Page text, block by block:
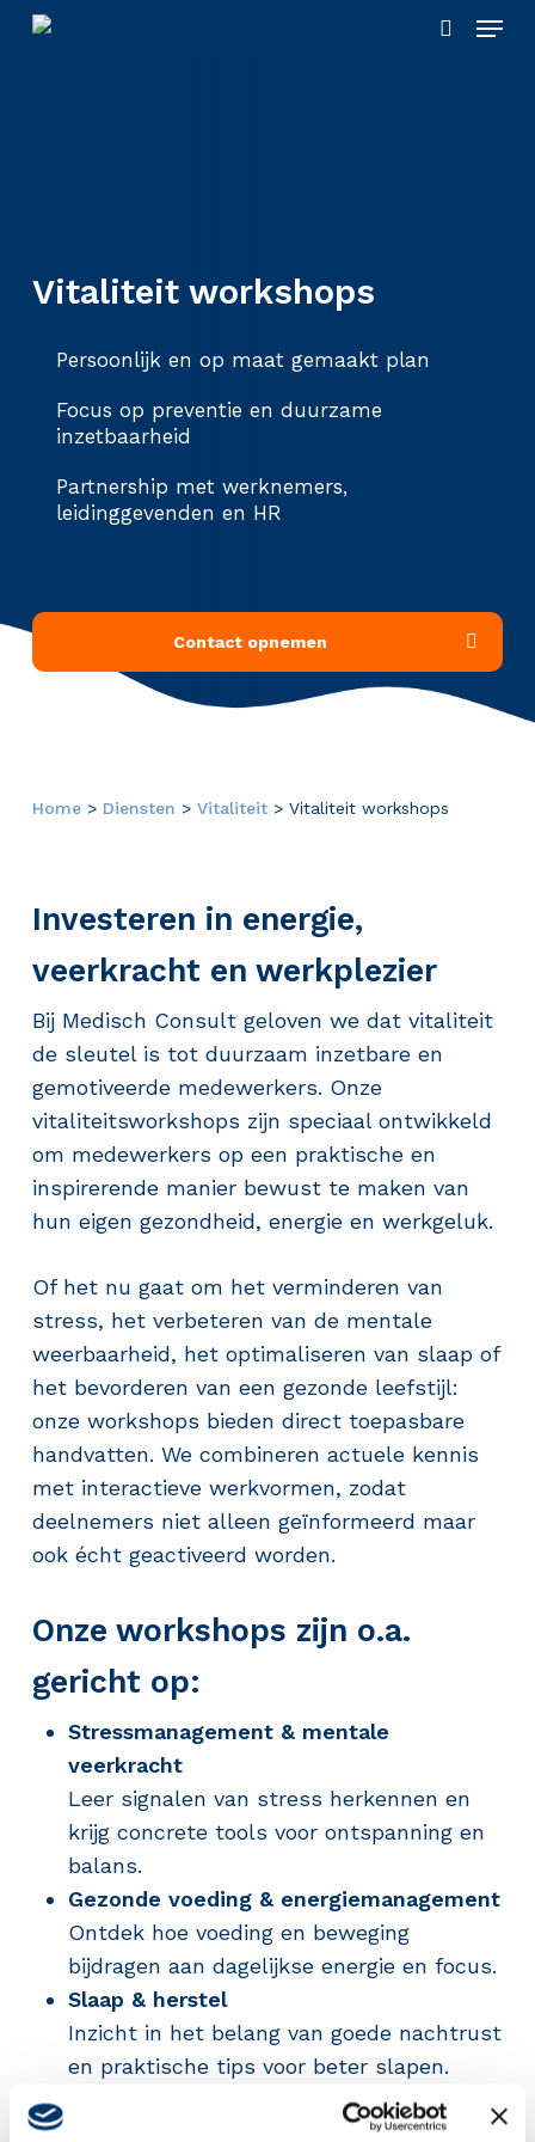
Skip
Menu
Vitaliteit workshops
Persoonlijk en op maat gemaakt plan
Focus op preventie en duurzame
inzetbaarheid
Partnership met werknemers,
leidinggevenden en HR
Contact opnemen
Home> Diensten > Vitaliteit> Vitaliteit workshops
Investeren in energie,
veerkracht en werkplezier
Bij Medisch Consult geloven we dat vitaliteit
de sleutel is tot duurzaam inzetbare en
gemotiveerde medewerkers. Onze
vitaliteitsworkshops zijn speciaal ontwikkeld
om medewerkers op een praktische en
inspirerende manier bewust te maken van
hun eigen gezondheid, energie en werkgeluk.
Of het nu gaat om het verminderen van
stress, het verbeteren van de mentale
weerbaarheid, het optimaliseren van slaap of
het bevorderen van een gezonde leefstijl:
onze workshops bieden direct toepasbare
handvatten. We combineren actuele kennis
met interactieve werkvormen, zodat
deelnemers niet alleen geïnformeerd maar
ook écht geactiveerd worden.
Onze workshops zijn o.a.
gericht op:
Stressmanagement & mentale
veerkracht
Leer signalen van stress herkennen en
krijg concrete tools voor ontspanning en
balans.
Gezonde voeding & energiemanagement
Ontdek hoe voeding en beweging
bijdragen aan dagelijkse energie en focus.
Slaap & herstel
Inzicht in het belang van goede nachtrust
en praktische tips voor beter slapen.
Vergroot je werkplezier door inzicht in